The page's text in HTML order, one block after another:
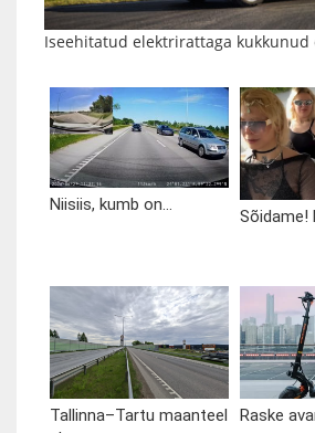
Iseehitatud elektrirattaga kukkunud
Niisiis, kumb on...
Sõidame!
Tallinna–Tartu maanteel
Raske